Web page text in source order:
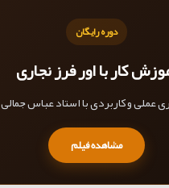
دوره رایگان
کار با اور فرز نجاری
عملی و کاربردی با استاد عباس جمالی
مشاهده فیلم